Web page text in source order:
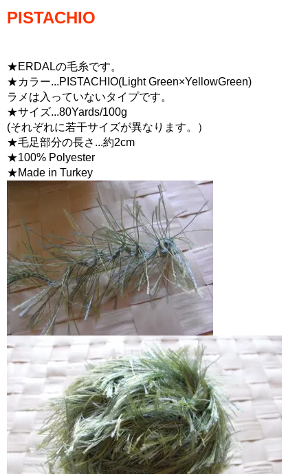
PISTACHIO
★ERDALの毛糸です。
★カラー...PISTACHIO(Light Green×YellowGreen)
ラメは入っていないタイプです。
★サイズ...80Yards/100g
(それぞれに若干サイズが異なります。）
★毛足部分の長さ...約2cm
★100% Polyester
★Made in Turkey